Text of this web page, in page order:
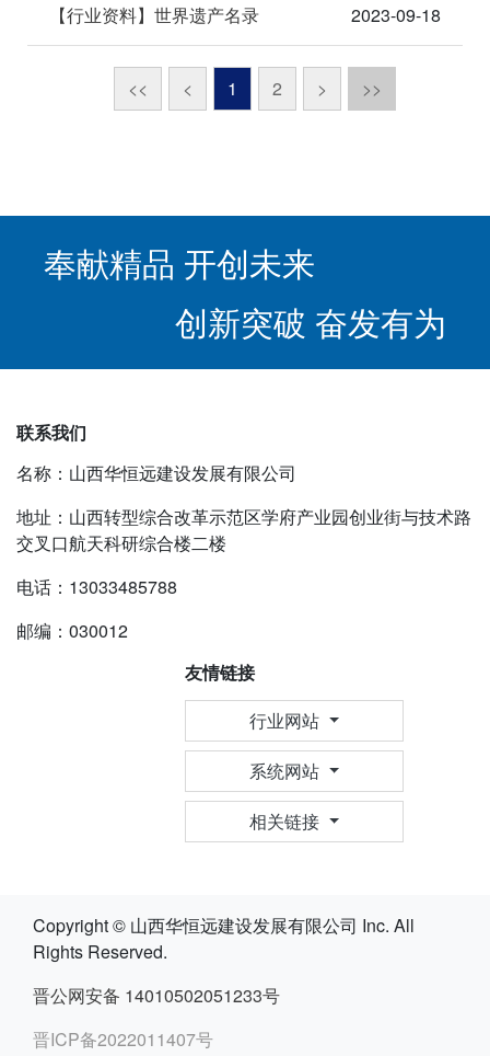
【行业资料】世界遗产名录 2023-09-18
<< < 1 2 > >>
奉献精品 开创未来
创新突破 奋发有为
联系我们
名称：山西华恒远建设发展有限公司
地址：山西转型综合改革示范区学府产业园创业街与技术路
交叉口航天科研综合楼二楼
电话：13033485788
邮编：030012
友情链接
行业网站
系统网站
相关链接
Copyright © 山西华恒远建设发展有限公司 Inc. All
Rights Reserved.
晋公网安备 14010502051233号
晋ICP备2022011407号